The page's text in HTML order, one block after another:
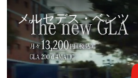
メルセデス・ベンツ